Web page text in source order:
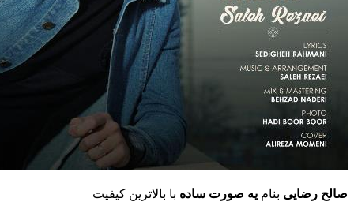
بنامیه صورت سادهبا بالاترین کیفیت